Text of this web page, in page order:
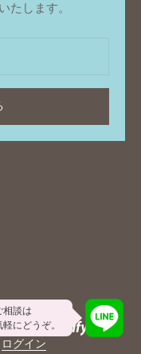
たします。
ムは
ログイン
相談は
にどうぞ。